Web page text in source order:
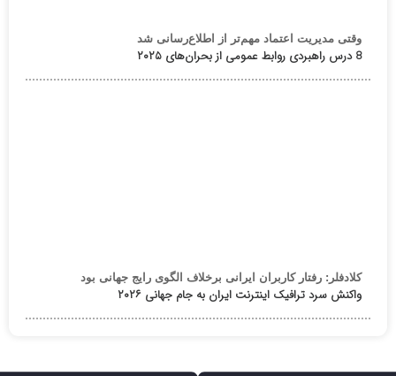
وقتی مدیریت اعتماد مهم‌تر از اطلاع‌رسانی شد
8 درس راهبردی روابط عمومی از بحران‌های ۲۰۲۵
کلادفلر: رفتار کاربران ایرانی برخلاف الگوی رایج جهانی بود
واکنش سرد ترافیک اینترنت ایران به جام جهانی ۲۰۲۶